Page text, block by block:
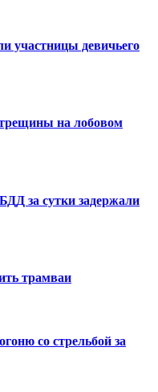
участницы девичьего
на лобовом
за сутки задержали
трамваи
со стрельбой за